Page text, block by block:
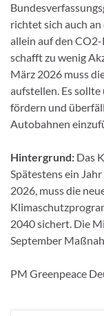
richtet sich auch
allein auf den
schafft zu wenig
März 2026 muss
aufstellen. Es
fördern und
Autobahnen
Hintergrund: Das
Spätestens ein
2026, muss die
2040 sichert. Die
September
PM Greenpeace